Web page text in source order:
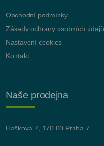
Obchodní podmínky
Zásady ochrany osobních údajů
Nastavení cookies
Kontakt
Naše prodejna
Haškova 7, 170 00 Praha 7